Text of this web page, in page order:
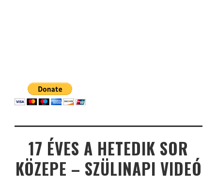
17 ÉVES A HETEDIK SOR
KÖZEPE – SZÜLINAPI VIDEÓ